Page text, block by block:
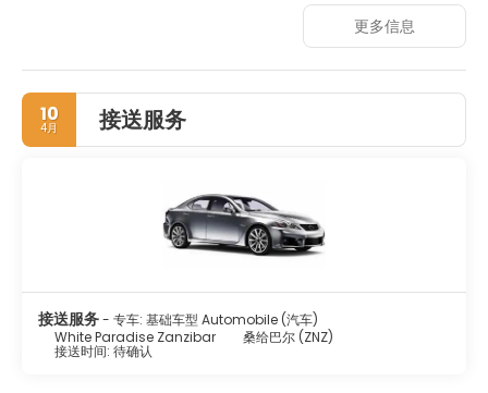
Head down to the water and enjoy a day at the private
beach, or take advantage of other recreational
amenities, which include an outdoor pool. Guests can
catch a ride to nearby destinations on the area shuttle
(surcharge).
Treat yourself to a stay in one of the 16 individually
desks, and housekeeping is provided daily.
Grab a bite to eat at the hotel's beachfront restaurant,
which features bar/lounge, or stay in and take advantage
Featured amenities include dry cleaning/laundry services,
a 24-hour front desk, and luggage storage. A roundtrip
更多信息
10
4月 接送服务
接送服务- 专车: 基础车型 Automobile (汽车)
White Paradise Zanzibar
桑给巴尔 (ZNZ)
接送时间: 待确认